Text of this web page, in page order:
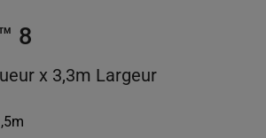
8
x 3,3m Largeur